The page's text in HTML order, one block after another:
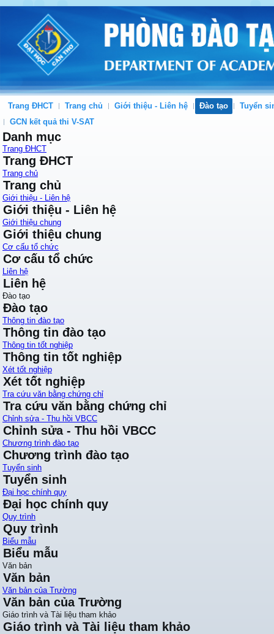
Trang ĐHCT Trang chủ Giới thiệu - Liên hệ Đào tạo
Tuyển
GCN kết quả thi V-SAT
Danh mục
Trang ĐHCT
Trang ĐHCT
Trang chủ
Trang chủ
Giới thiệu - Liên hệ
Giới thiệu - Liên hệ
Giới thiệu chung
Giới thiệu chung
Cơ cấu tổ chức
Cơ cấu tổ chức
Liên hệ
Liên hệ
Đào tạo
Đào tạo
Thông tin đào tạo
Thông tin đào tạo
Thông tin tốt nghiệp
Thông tin tốt nghiệp
Xét tốt nghiệp
Xét tốt nghiệp
Tra cứu văn bằng chứng chỉ
Tra cứu văn bằng chứng chỉ
Chỉnh sửa - Thu hồi VBCC
Chỉnh sửa - Thu hồi VBCC
Chương trình đào tạo
Chương trình đào tạo
Tuyển sinh
Tuyển sinh
Đại học chính quy
Đại học chính quy
Quy trình
Quy trình
Biểu mẫu
Biểu mẫu
Văn bản
Văn bản
Văn bản của Trường
Văn bản của Trường
Giáo trình và Tài liệu tham khảo
Giáo trình và Tài liệu tham khảo